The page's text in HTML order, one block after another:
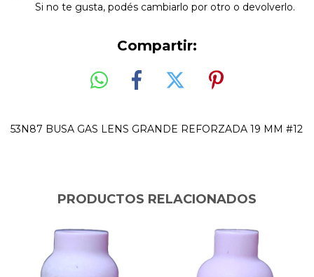
Si no te gusta, podés cambiarlo por otro o devolverlo.
Compartir:
53N87 BUSA GAS LENS GRANDE REFORZADA 19 MM #12
PRODUCTOS RELACIONADOS